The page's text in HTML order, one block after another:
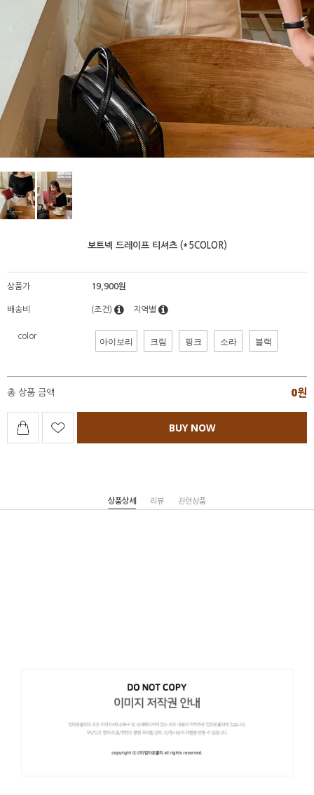
보트넥 드레이프 티셔츠 (*5COLOR)
상품가 19,900원
배송비 (조건) 지역별
color 아이보리 크림 핑크 소라 블랙
총 상품 금액 0원
BUY NOW
상품상세 리뷰 관련상품